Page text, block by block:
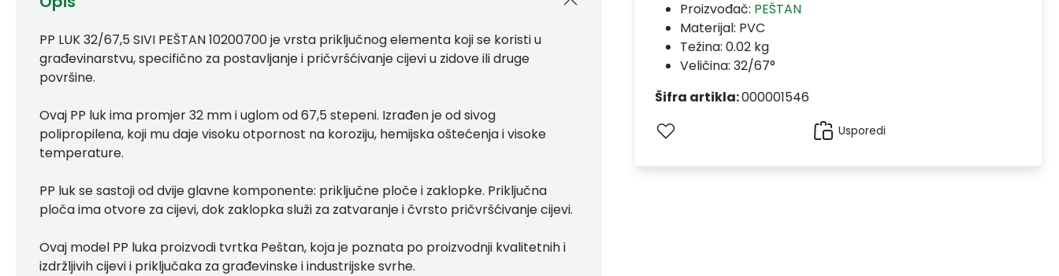
PP LUK 32/67,5 SIVI PEŠTAN 10200700 je vrsta priključnog elementa koji se koristi u
građevinarstvu, specifično za postavljanje i pričvršćivanje cijevi u zidove ili druge
površine.
Ovaj PP luk ima promjer 32 mm i uglom od 67,5 stepeni. Izrađen je od sivog
polipropilena, koji mu daje visoku otpornost na koroziju, hemijska oštećenja i visoke
temperature.
PP luk se sastoji od dvije glavne komponente: priključne ploče i zaklopke. Priključna
ploča ima otvore za cijevi, dok zaklopka služi za zatvaranje i čvrsto pričvršćivanje cijevi.
Ovaj model PP luka proizvodi tvrtka Peštan, koja je poznata po proizvodnji kvalitetnih i
izdržljivih cijevi i priključaka za građevinske i industrijske svrhe.
Proizvođač: PEŠTAN
Materijal: PVC
Težina: 0.02 kg
Veličina: 32/67°
Šifra artikla:000001546
Usporedi